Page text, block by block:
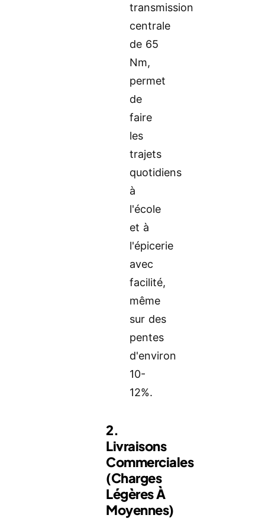
transmission
centrale
de 65
Nm,
permet
de
faire
les
trajets
quotidiens
à
l'école
et à
l'épicerie
avec
facilité,
même
sur des
pentes
d'environ
10-
12%.
2.
Livraisons
Commerciales
(charges
Légères À
Moyennes)